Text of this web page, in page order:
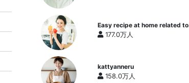
Easy recipe at home related to
cooking researcher / Yukari's
Kitchen
177.0万人
kattyanneru
158.0万人